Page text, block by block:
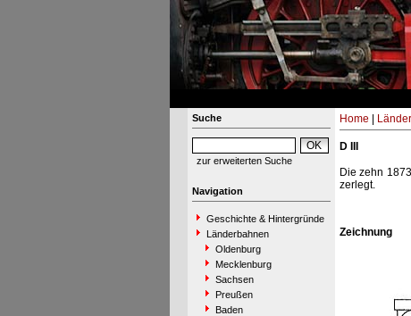
Suche
zur erweiterten Suche
Navigation
Geschichte & Hintergründe
Länderbahnen
Oldenburg
Mecklenburg
Sachsen
Preußen
Baden
Home
D III
Die zehn
zerlegt.
Zeichnung